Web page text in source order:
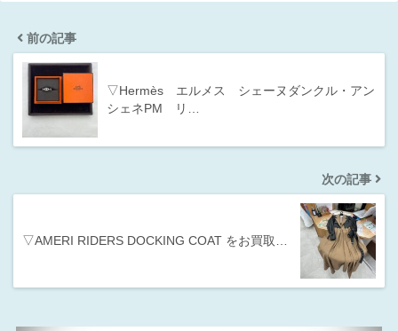
前の記事
▽Hermès エルメス シェーヌダンクル・アン
シェネPM リ…
次の記事
▽AMERI RIDERS DOCKING COAT をお買取…